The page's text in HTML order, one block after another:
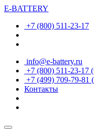
E-BATTERY
+7 (800) 511-23-17
info@e-battery.ru
+7 (800) 511-23-17
+7 (499) 709-79-81
Контакты